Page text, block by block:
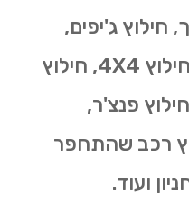
חילוץ ג'יפים,
שירותי חילוץ וגרירה, חילוץ 4X4, חילוץ
פנצ'ר,
רכב שהתחפר
ועוד.